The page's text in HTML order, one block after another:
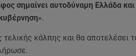
σημαίνει αυτοδύναμη Ελλάδα
».
κάλπης και θα αποτελέσει